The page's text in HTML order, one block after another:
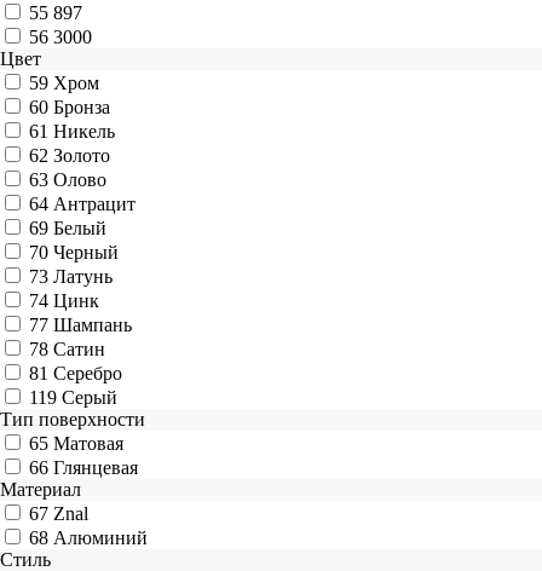
55 897
56 3000
Цвет
59 Хром
60 Бронза
61 Никель
62 Золото
63 Олово
64 Антрацит
69 Белый
70 Черный
73 Латунь
74 Цинк
77 Шампань
78 Сатин
81 Серебро
119 Серый
Тип поверхности
65 Матовая
66 Глянцевая
Материал
67 Znal
68 Алюминий
Стиль